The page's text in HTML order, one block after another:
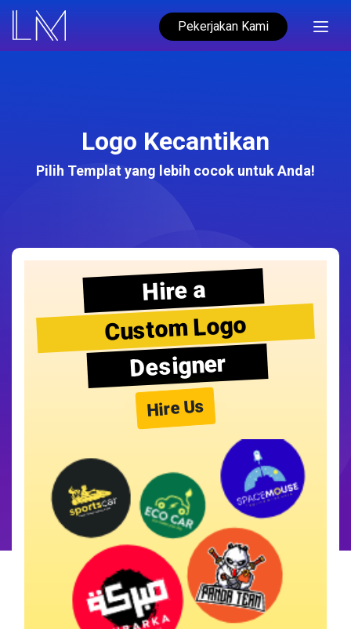
Pekerjakan Kami
Logo Kecantikan
Pilih Templat yang lebih cocok untuk Anda!
Hire a
Custom Logo
Designer
Hire Us